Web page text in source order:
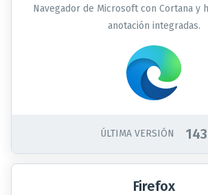
Navegador de Microsoft con Cortana y
anotación integradas.
ÚLTIMA VERSIÓN 143
Firefox